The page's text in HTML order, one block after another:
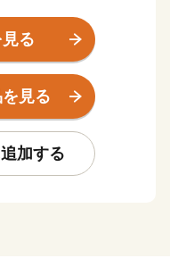
パラグライダー、マ
ドアスポーツを楽し
国際的な観光地へと
る
見る
加する